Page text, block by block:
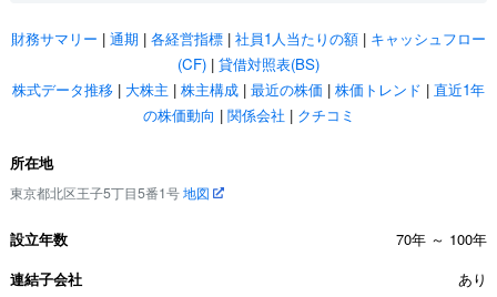
財務サマリー | 通期 | 各経営指標 | 社員1人当たりの額 | キャッシュフロー
(CF) | 貸借対照表(BS)
株式データ推移 | 大株主 | 株主構成 | 最近の株価 | 株価トレンド | 直近1年
の株価動向 | 関係会社 | クチコミ
所在地
東京都北区王子5丁目5番1号地図
設立年数
70年 ～ 100年
連結子会社
あり